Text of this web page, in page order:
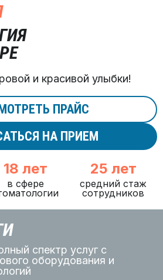
и красивой улыбки!
ПРАЙС
НА ПРИЕМ
18 лет
в сфере
25 лет
средний стаж
сотрудников
спектр услуг с
оборудования и